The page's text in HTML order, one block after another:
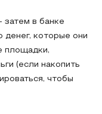
затем в банке
денег, которые они
площадки,
(если накопить
чтобы